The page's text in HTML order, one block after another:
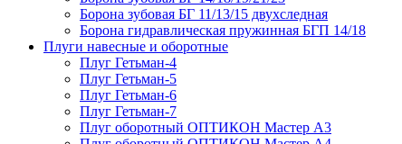
Борона зубовая БГ 11/13/15 двухследная
Борона гидравлическая пружинная БГП 14/18
Плуги навесные и оборотные
Плуг Гетьман-4
Плуг Гетьман-5
Плуг Гетьман-6
Плуг Гетьман-7
Плуг оборотный ОПТИКОН Мастер А3